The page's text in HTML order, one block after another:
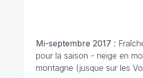
Mi-septembre 2017 :
pour la saison - neige en
montagne (jusque sur les